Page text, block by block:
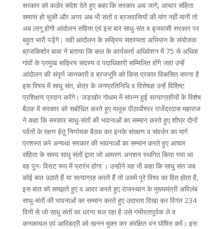
सरकार को कठोर संदेश देते हुए कहा कि सरकार अब जागे, आचार संहिता
समाप्त हो चुकी और अगर अब भी संतों व ब्रजवासियों की मांग नहीं मानी तो
अब लागू होगी आंदोलन संहिता एवं इस बार साधु-संत व बृजवासी सरकार पर
बहुत भारी पड़ेंगे। वही आंदोलन के सक्रिय सदस्यता अभियान के संयोजक
ब्रजकिशोर बाबा ने बताया कि कल के कार्यकर्ता अधिवेशन में 75 से अधिक
गांवों के प्रमुख सक्रिय सदस्य व पदाधिकारी सम्मिलित होंगे जहां उन्हें
आंदोलन की संपूर्ण जानकारी व ब्रजभूमि को किस प्रकार विकसित करना है
इस विषय में साधु संत, क्षेत्र के जनप्रतिनिधि व विशेषज्ञ उन्हें विशिष्ट
प्रशिक्षण प्रदान करेंगे। जड़खोर गोधाम में संपन्न हुई सत्याग्रहीयों के विशेष
बैठक में सरकार को सबोधित करते हुए मलूक पीठाधीश्वर राजेंद्रदास महाराज
ने कहा कि सरकार साधु-संतों की भावनाओं का सम्मान करते हुए शीघ्र दोनों
पर्वतों के रक्षण हेतु निर्णायक बैठक कर इनके संरक्षण व संवर्धन का मार्ग
प्रशस्त करे अन्यथा सरकार की भावनाओं का सम्मान करते हुए आचार
संहिता के समय साधु संतों द्वारा जो आमरण अनशन स्थगित किया गया था
वह पुनः विराट रूप में प्रारंभ होगा । उन्होंने यह भी कहा कि साधु संत जब
कोई बात उठाते हैं या सत्याग्रह करते हैं तो उसमें पूरे विश्व का हित होता है,
इस बात को समझते हुए व आदर करते हुए राजस्थान के मुख्यमंत्री अविलंब
साधु-संतों की भावनाओं का सम्मान करते हुए उदारता दिखा कर विगत 234
दिनों से जो साधु संतों का धरना चल रहा है उसे गंभीरतापूर्वक ले व
कनकाचल एवं आदिबद्री को खनन मुक्त कर संरक्षित वन घोषित करें। इस